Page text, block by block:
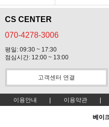
CS CENTER
070-4278-3006
평일: 09:30 ~ 17:30
점심시간: 12:00 ~ 13:00
고객센터 연결
이용안내 이용약관
베이